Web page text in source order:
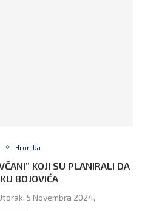
Hronika
KOJI SU PLANIRALI DA
BOJOVIĆA
5 Novembra 2024,